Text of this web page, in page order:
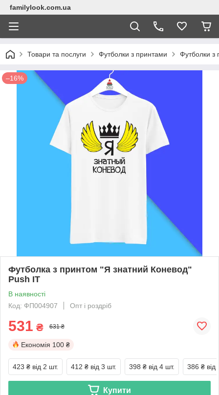
familylook.com.ua
Товари та послуги Футболки з принтами Футболки з
–16%
Футболка з принтом "Я знатний Коневод"
Push IT
В наявності
Код: ФП004907
Опт і роздріб
531 ₴ 631 ₴
Економія 100 ₴
423 ₴ від 2 шт. 412 ₴ від 3 шт. 398 ₴ від 4 шт. 386 ₴ від
Купити